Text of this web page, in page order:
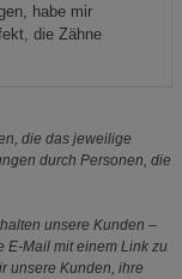
habe mir
die Zähne
die das jeweilige
durch Personen, die
unsere Kunden –
E-Mail mit einem Link zu
unsere Kunden, ihre